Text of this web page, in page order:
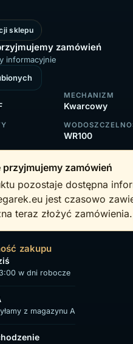
sklepu
zamówień
informacyjnie
MECHANIZM
Kwarcowy
WR100
zamówień
pozostaje dostępna
jest czasowo
teraz złożyć zamówienia.
zakupu
w dni robocze
z magazynu A